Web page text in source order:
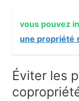
vous pouvez
une propriété
Éviter les